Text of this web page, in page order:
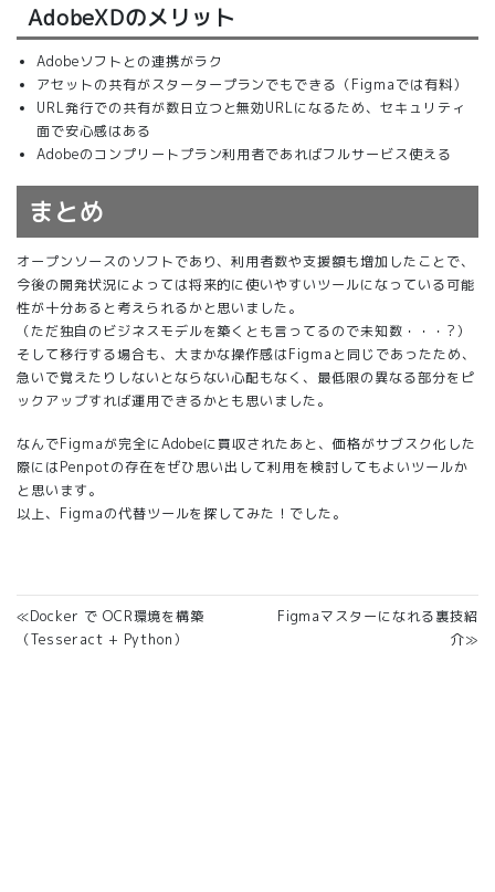
AdobeXDのメリット
Adobeソフトとの連携がラク
アセットの共有がスタータープランでもできる（Figmaでは有料）
URL発行での共有が数日立つと無効URLになるため、セキュリティ
面で安心感はある
Adobeのコンプリートプラン利用者であればフルサービス使える
まとめ
オープンソースのソフトであり、利用者数や支援額も増加したことで、
今後の開発状況によっては将来的に使いやすいツールになっている可能
性が十分あると考えられるかと思いました。
（ただ独自のビジネスモデルを築くとも言ってるので未知数・・・?）
そして移行する場合も、大まかな操作感はFigmaと同じであったため、
急いで覚えたりしないとならない心配もなく、最低限の異なる部分をピ
ックアップすれば運用できるかとも思いました。
なんでFigmaが完全にAdobeに買収されたあと、価格がサブスク化した
際にはPenpotの存在をぜひ思い出して利用を検討してもよいツールか
と思います。
以上、Figmaの代替ツールを探してみた！でした。
≪Docker で OCR環境を構築
（Tesseract + Python）
Figmaマスターになれる裏技紹
介≫